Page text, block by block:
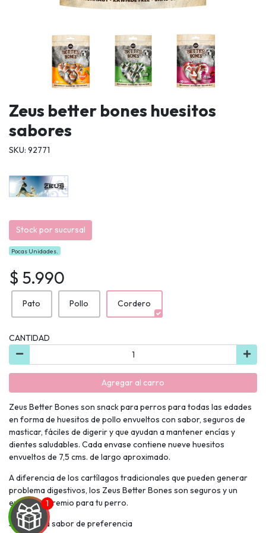
Zeus better bones huesitos
sabores
SKU: 92771
Stock por sucursal
Pocas Unidades.
$ 5.990
Pato Pollo Cordero
CANTIDAD
Agregar al carro
Zeus Better Bones son snack para perros para todas las edades
en forma de huesitos de pollo envueltos con sabor, seguros de
masticar, fáciles de digerir y que ayudan a mantener encías y
dientes saludables. Cada envase contiene nueve huesitos
envueltos de 7,5 cms. de largo aproximado.
A diferencia de los cartílagos tradicionales que pueden generar
problema digestivos, los Zeus Better Bones son seguros y un
excelente premio para tu perro.
Selecciona sabor de preferencia